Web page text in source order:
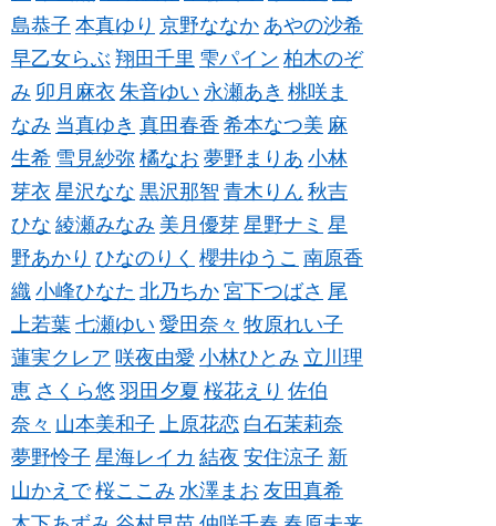
島恭子 本真ゆり 京野ななか あやの沙希
早乙女らぶ 翔田千里 雫パイン 柏木のぞ
み 卯月麻衣 朱音ゆい 永瀬あき 桃咲ま
なみ 当真ゆき 真田春香 希本なつ美 麻
生希 雪見紗弥 橘なお 夢野まりあ 小林
芽衣 星沢なな 黒沢那智 青木りん 秋吉
ひな 綾瀬みなみ 美月優芽 星野ナミ 星
野あかり ひなのりく 櫻井ゆうこ 南原香
織 小峰ひなた 北乃ちか 宮下つばさ 尾
上若葉 七瀬ゆい 愛田奈々 牧原れい子
蓮実クレア 咲夜由愛 小林ひとみ 立川理
恵 さくら悠 羽田夕夏 桜花えり 佐伯
奈々 山本美和子 上原花恋 白石茉莉奈
夢野怜子 星海レイカ 結夜 安住涼子 新
山かえで 桜ここみ 水澤まお 友田真希